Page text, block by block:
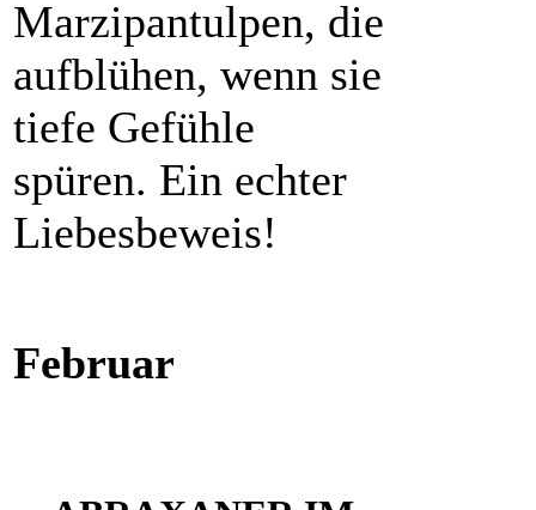
Marzipantulpen, die
aufblühen, wenn sie
tiefe Gefühle
spüren. Ein echter
Liebesbeweis!
Februar